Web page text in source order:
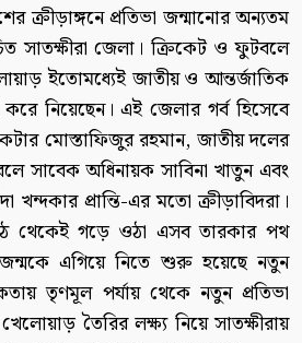
ক্রীড়াঙ্গনে প্রতিভা জন্মানোর অন্যতম
সাতক্ষীরা জেলা। ক্রিকেট ও ফুটবলে
ইতোমধ্যেই জাতীয় ও আন্তর্জাতিক
নিয়েছেন। এই জেলার গর্ব হিসেবে
মোস্তাফিজুর রহমান, জাতীয় দলের
সাবেক অধিনায়ক সাবিনা খাতুন এবং
প্রান্তি-এর মতো ক্রীড়াবিদরা।
থেকেই গড়ে ওঠা এসব তারকার পথ
এগিয়ে নিতে শুরু হয়েছে নতুন
তৃণমূল পর্যায় থেকে নতুন প্রতিভা
তৈরির লক্ষ্য নিয়ে সাতক্ষীরায়